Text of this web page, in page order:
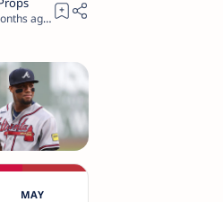
2 months ago 8
MAY